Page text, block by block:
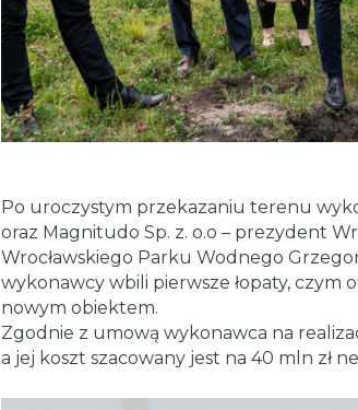
Po uroczystym przekazaniu terenu
oraz Magnitudo Sp. z. o.o – prezydent
Wrocławskiego Parku Wodnego
wykonawcy wbili pierwsze łopaty, czym
nowym obiektem.
Zgodnie z umową wykonawca na
a jej koszt szacowany jest na 40 mln zł